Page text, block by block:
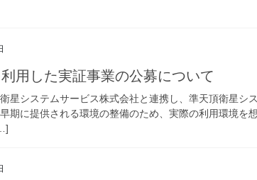
用した実証事業の公募について
星システムサービス株式会社と連携し、準天頂衛星シ
期に提供される環境の整備のため、実際の利用環境を